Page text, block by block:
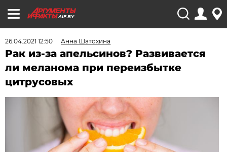
AIF.BY
26.04.2021 12:50 Анна Шатохина
Рак из-за апельсинов? Развивается
ли меланома при переизбытке
цитрусовых